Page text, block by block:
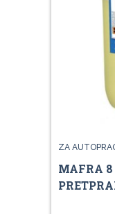
ZA
MAFRA 8